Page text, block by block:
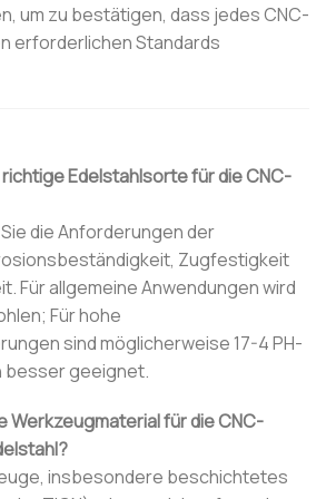
um zu bestätigen, dass jedes CNC-
erforderlichen Standards
richtige Edelstahlsorte für die CNC-
die Anforderungen der
Zugfestigkeit
Für allgemeine Anwendungen wird
Für hohe
sind möglicherweise 17-4 PH-
besser geeignet.
Werkzeugmaterial für die CNC-
insbesondere beschichtetes